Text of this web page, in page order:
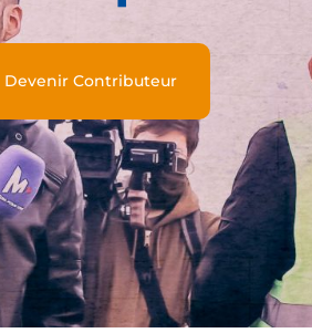
Devenir Contributeur